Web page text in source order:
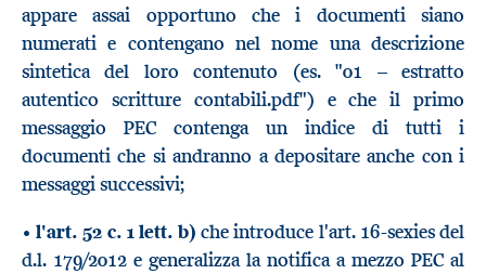
appare assai opportuno che i documenti siano
numerati e contengano nel nome una descrizione
sintetica del loro contenuto (es. "01 – estratto
autentico scritture contabili.pdf") e che il primo
messaggio PEC contenga un indice di tutti i
documenti che si andranno a depositare anche con i
messaggi successivi;
•l'art. 52 c. 1 lett. b) che introduce l'art. 16-sexies del
d.l. 179/2012 e generalizza la notifica a mezzo PEC al